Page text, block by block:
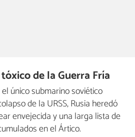
de la Guerra Fría
único submarino soviético
de la URSS, Rusia heredó
envejecida y una larga lista de
en el Ártico.